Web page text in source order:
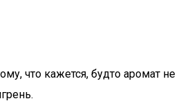
что кажется, будто аромат не